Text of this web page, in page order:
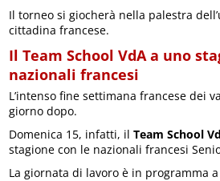
Il torneo si giocherà nella palestra
cittadina francese.
Il Team School VdA a uno
nazionali francesi
L’intenso fine settimana francese dei
giorno dopo.
Domenica 15, infatti, ilTeam School
stagione con le nazionali francesi
La giornata di lavoro è in programma a